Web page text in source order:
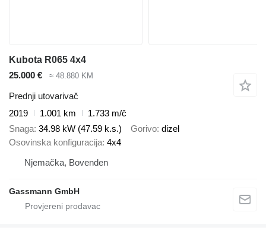
Kubota R065 4x4
25.000 €
≈ 48.880 KM
Prednji utovarivač
2019
1.001 km
1.733 m/č
Snaga 34.98 kW (47.59 k.s.) Gorivo dizel
Osovinska konfiguracija 4x4
Njemačka, Bovenden
Gassmann GmbH